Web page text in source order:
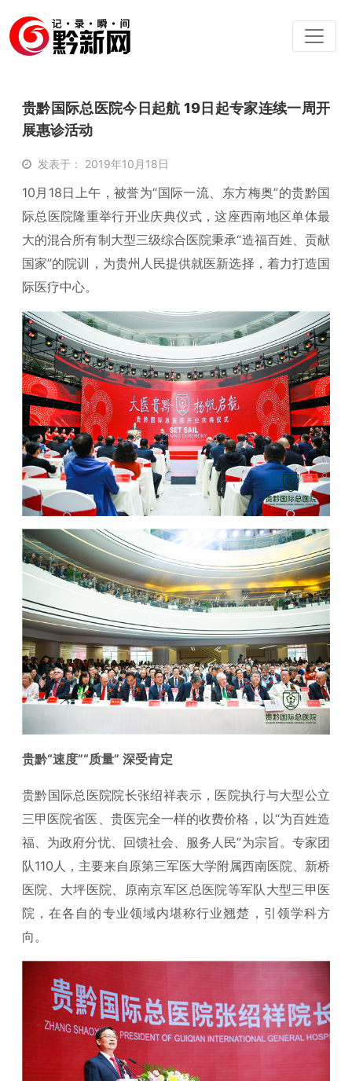
贵黔国际总医院今日起航 19日起专家连续一周开
展惠诊活动
发表于： 2019年10月18日
10月18日上午，被誉为“国际一流、东方梅奥”的贵黔国
际总医院隆重举行开业庆典仪式，这座西南地区单体最
大的混合所有制大型三级综合医院秉承“造福百姓、贡献
国家”的院训，为贵州人民提供就医新选择，着力打造国
际医疗中心。
贵黔“速度”“质量” 深受肯定
贵黔国际总医院院长张绍祥表示，医院执行与大型公立
三甲医院省医、贵医完全一样的收费价格，以“为百姓造
福、为政府分忧、回馈社会、服务人民”为宗旨。专家团
队110人，主要来自原第三军医大学附属西南医院、新桥
医院、大坪医院、原南京军区总医院等军队大型三甲医
院，在各自的专业领域内堪称行业翘楚，引领学科方
向。